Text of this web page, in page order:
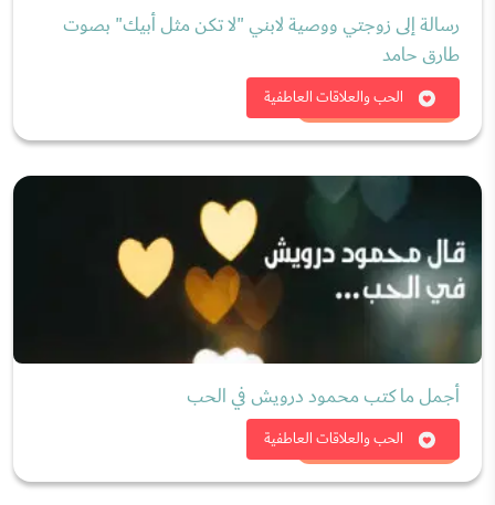
الحب والعلاقات العاطفية
رسالة إلى زوجتي ووصية لابني "لا تكن مثل أبيك" بصوت
طارق حامد
شاهد الان
الحب والعلاقات العاطفية
أجمل ما كتب محمود درويش في الحب
شاهد الان